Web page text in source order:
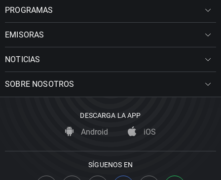
PROGRAMAS
EMISORAS
NOTICIAS
SOBRE NOSOTROS
DESCARGA LA APP
Android iOS
SÍGUENOS EN